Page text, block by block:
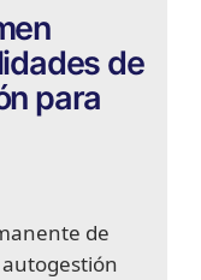
de
para
de